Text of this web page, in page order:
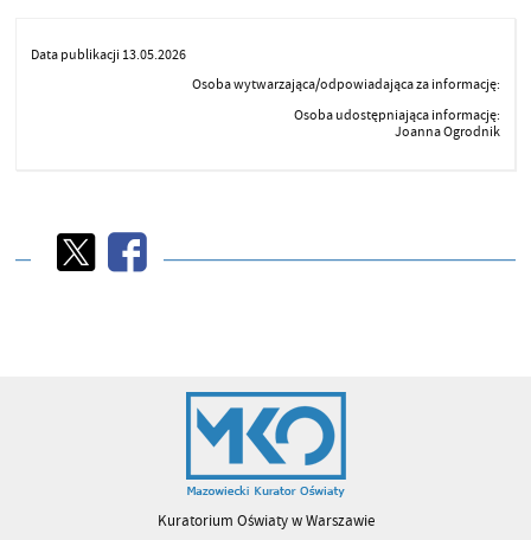
Data publikacji 13.05.2026
Osoba wytwarzająca/odpowiadająca za informację:
Osoba udostępniająca informację:
Joanna Ogrodnik
Kuratorium Oświaty w Warszawie